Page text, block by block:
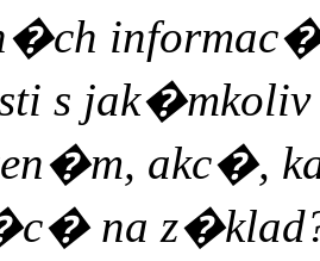
s
akc�,
na z�klad?